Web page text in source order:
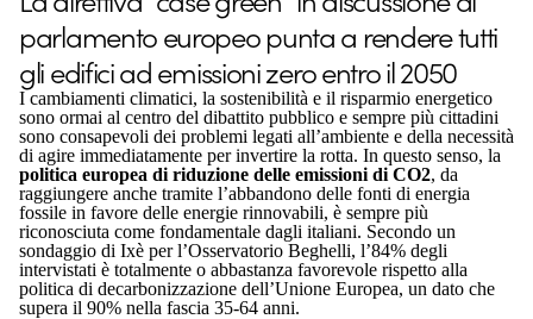
parlamento europeo punta a rendere tutti
gli edifici ad emissioni zero entro il 2050
I cambiamenti climatici, la sostenibilità e il risparmio energetico
sono ormai al centro del dibattito pubblico e sempre più cittadini
sono consapevoli dei problemi legati all’ambiente e della necessità
di agire immediatamente per invertire la rotta. In questo senso, la
politica europea di riduzione delle emissioni di CO2, da
raggiungere anche tramite l’abbandono delle fonti di energia
fossile in favore delle energie rinnovabili, è sempre più
riconosciuta come fondamentale dagli italiani. Secondo un
sondaggio di Ixè per l’Osservatorio Beghelli, l’84% degli
intervistati è totalmente o abbastanza favorevole rispetto alla
politica di decarbonizzazione dell’Unione Europea, un dato che
supera il 90% nella fascia 35-64 anni.